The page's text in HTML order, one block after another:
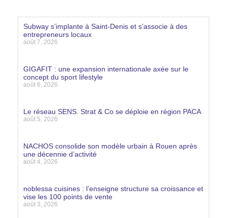
Subway s’implante à Saint-Denis et s’associe à des
entrepreneurs locaux
août 7, 2026
GIGAFIT : une expansion internationale axée sur le
concept du sport lifestyle
août 6, 2026
Le réseau SENS. Strat & Co se déploie en région PACA
août 5, 2026
NACHOS consolide son modèle urbain à Rouen après
une décennie d’activité
août 4, 2026
noblessa cuisines : l’enseigne structure sa croissance et
vise les 100 points de vente
août 3, 2026